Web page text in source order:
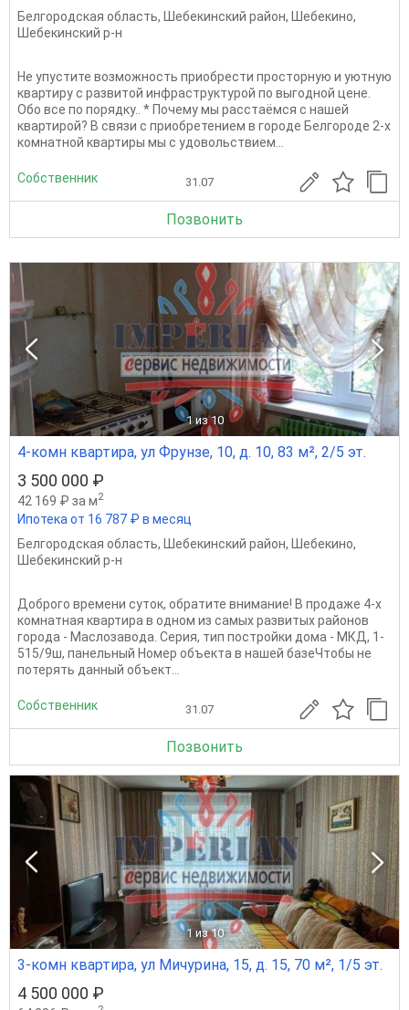
Белгородская область, Шебекинский район, Шебекино,
Шебекинский р-н
Не упустите возможность приобрести просторную и уютную
квартиру с развитой инфраструктурой по выгодной цене.
Обо все по порядку.. * Почему мы расстаёмся с нашей
квартирой? В связи с приобретением в городе Белгороде 2-х
комнатной квартиры мы с удовольствием...
Собственник 31.07
Позвонить
1 из 10
4-комн квартира, ул Фрунзе, 10, д. 10, 83 м², 2/5 эт.
3 500 000 ₽
42 169 ₽ за м2
Ипотека от 16 787 ₽ в месяц
Белгородская область, Шебекинский район, Шебекино,
Шебекинский р-н
Доброго времени суток, обратите внимание! В продаже 4-х
комнатная квартира в одном из самых развитых районов
города - Маслозавода. Серия, тип постройки дома - МКД, 1-
515/9ш, панельный Номер объекта в нашей базеЧтобы не
потерять данный объект...
Собственник 31.07
Позвонить
1 из 10
3-комн квартира, ул Мичурина, 15, д. 15, 70 м², 1/5 эт.
4 500 000 ₽